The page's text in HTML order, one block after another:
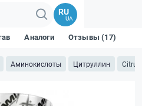
RU
UA
Аминокислоты Цитруллин
Аналоги Отзывы (17)